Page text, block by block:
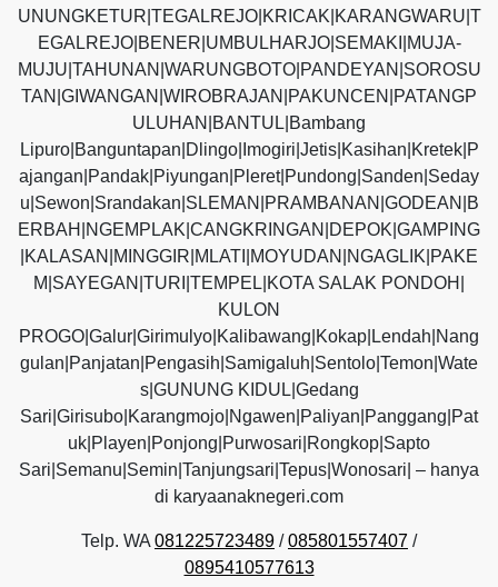
UNUNGKETUR|TEGALREJO|KRICAK|KARANGWARU|T
EGALREJO|BENER|UMBULHARJO|SEMAKI|MUJA-
MUJU|TAHUNAN|WARUNGBOTO|PANDEYAN|SOROSU
TAN|GIWANGAN|WIROBRAJAN|PAKUNCEN|PATANGP
ULUHAN|BANTUL|Bambang
Lipuro|Banguntapan|Dlingo|Imogiri|Jetis|Kasihan|Kretek|P
ajangan|Pandak|Piyungan|Pleret|Pundong|Sanden|Seday
u|Sewon|Srandakan|SLEMAN|PRAMBANAN|GODEAN|B
ERBAH|NGEMPLAK|CANGKRINGAN|DEPOK|GAMPING
|KALASAN|MINGGIR|MLATI|MOYUDAN|NGAGLIK|PAKE
M|SAYEGAN|TURI|TEMPEL|KOTA SALAK PONDOH|
KULON
PROGO|Galur|Girimulyo|Kalibawang|Kokap|Lendah|Nang
gulan|Panjatan|Pengasih|Samigaluh|Sentolo|Temon|Wate
s|GUNUNG KIDUL|Gedang
Sari|Girisubo|Karangmojo|Ngawen|Paliyan|Panggang|Pat
uk|Playen|Ponjong|Purwosari|Rongkop|Sapto
Sari|Semanu|Semin|Tanjungsari|Tepus|Wonosari| – hanya
di karyaanaknegeri.com
Telp. WA 081225723489 /085801557407 /
0895410577613